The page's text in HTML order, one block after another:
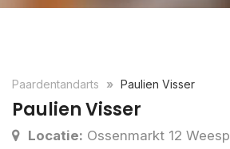
Paardentandarts Paulien Visser
Paulien Visser
Locatie: Ossenmarkt 12 Weesp